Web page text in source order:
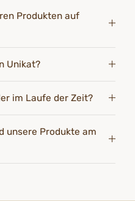
Produkten auf
Unikat?
im Laufe der Zeit?
unsere Produkte am